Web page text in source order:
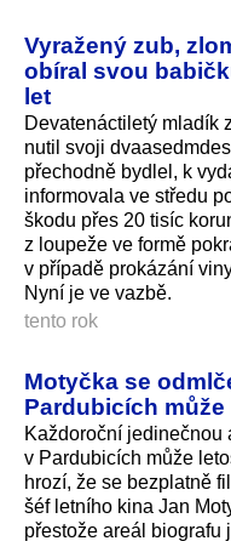
Vyražený zub,
obíral svou
let
Devatenáctiletý mladík
nutil svoji
přechodně bydlel, k
informovala ve středu
škodu přes 20 tisíc
z loupeže ve formě
v případě prokázání
Nyní je ve vazbě.
tento rok
Motyčka se
Pardubicích
Každoroční jedinečnou
v Pardubicích může
hrozí, že se bezplatně
šéf letního kina Jan
přestože areál biografu